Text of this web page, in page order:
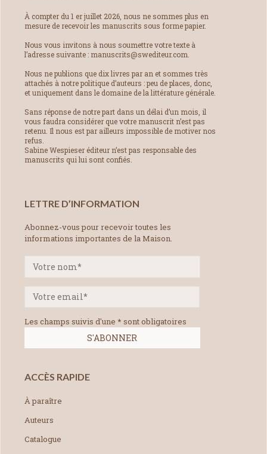
À compter du 1 er juillet 2026, nous ne sommes plus en
mesure de recevoir les manuscrits sous forme papier.
Nous vous invitons à nous soumettre votre texte à
l’adresse suivante : manuscrits@swediteur.com.
Nous ne publions que dix livres par an et sommes très
attachés à notre politique d’auteurs : peu de places, donc,
et uniquement dans le domaine de la littérature générale.
Sans réponse de notre part dans un délai d’un mois, il
vous faudra considérer que votre manuscrit n’est pas
retenu. Il nous est par ailleurs impossible de motiver nos
refus.
Sabine Wespieser éditeur n’est pas responsable des
manuscrits qui lui sont confiés.
LETTRE D’INFORMATION
Abonnez-vous pour recevoir toutes les
informations importantes de la Maison.
Les champs suivis d'une * sont obligatoires
ACCÈS RAPIDE
À paraître
Auteurs
Catalogue